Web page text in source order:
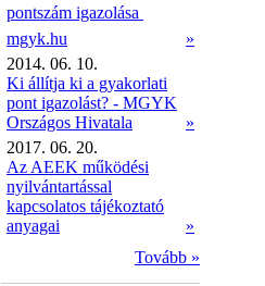
pontszám igazolása 
mgyk.hu
»
2014. 06. 10.
Ki állítja ki a gyakorlati
pont igazolást? - MGYK
Országos Hivatala
»
2017. 06. 20.
Az AEEK működési
nyilvántartással
kapcsolatos tájékoztató
anyagai
»
Tovább »